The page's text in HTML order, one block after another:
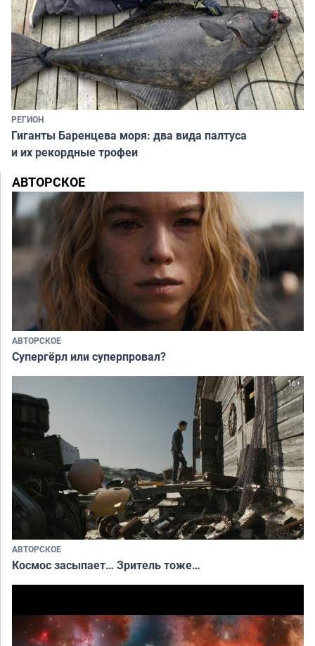
РЕГИОН
Гиганты Баренцева моря: два вида палтуса
и их рекордные трофеи
АВТОРСКОЕ
АВТОРСКОЕ
Супергёрл или суперпровал?
АВТОРСКОЕ
Космос засыпает… Зритель тоже…